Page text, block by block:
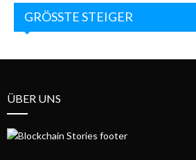
GRÖSSTE STEIGER
ÜBER UNS